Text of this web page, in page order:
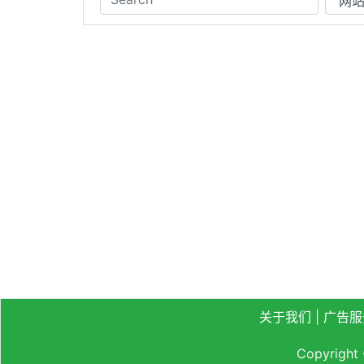
关于我们 广告